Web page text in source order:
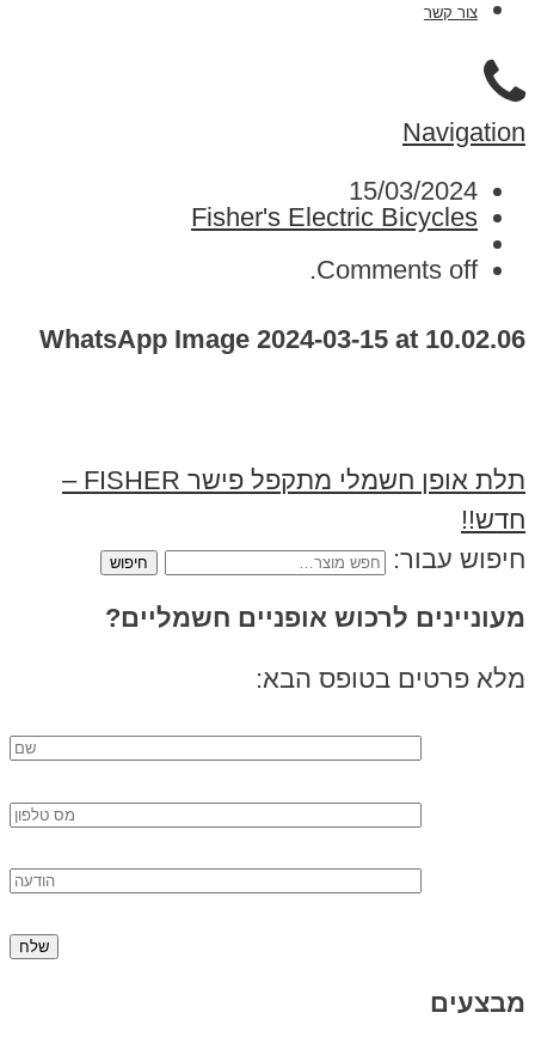
צור קשר
Navigation
15/03/2024
Fisher's Electric Bicycles
Comments off.
WhatsApp Image 2024-03-15 at 10.02.06
תלת אופן חשמלי מתקפל פישר FISHER –
חדש!!
חיפוש עבור:
מעוניינים לרכוש אופניים חשמליים?
מלא פרטים בטופס הבא:
מבצעים